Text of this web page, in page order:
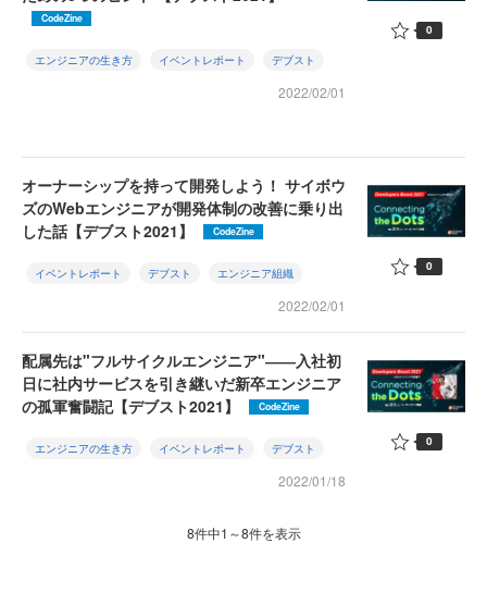
CodeZine
エンジニアの生き方 イベントレポート デブスト
2022/02/01
0
オーナーシップを持って開発しよう！ サイボウ
ズのWebエンジニアが開発体制の改善に乗り出
した話【デブスト2021】
CodeZine
イベントレポート デブスト エンジニア組織
2022/02/01
0
配属先は"フルサイクルエンジニア"――入社初
日に社内サービスを引き継いだ新卒エンジニア
の孤軍奮闘記【デブスト2021】
CodeZine
エンジニアの生き方 イベントレポート デブスト
2022/01/18
0
8件中1～8件を表示